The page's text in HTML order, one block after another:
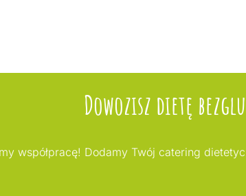
Dowozisz dietę
współpracę! Dodamy Twój catering